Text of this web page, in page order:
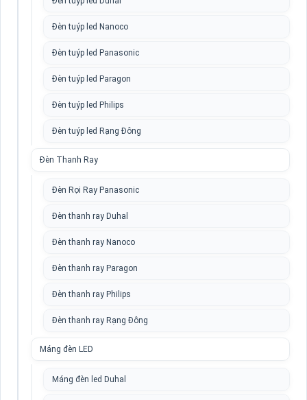
Đèn tuýp led Nanoco
Đèn tuýp led Panasonic
Đèn tuýp led Paragon
Đèn tuýp led Philips
Đèn tuýp led Rạng Đông
Đèn Thanh Ray
Đèn Rọi Ray Panasonic
Đèn thanh ray Duhal
Đèn thanh ray Nanoco
Đèn thanh ray Paragon
Đèn thanh ray Philips
Đèn thanh ray Rạng Đông
Máng đèn LED
Máng đèn led Duhal